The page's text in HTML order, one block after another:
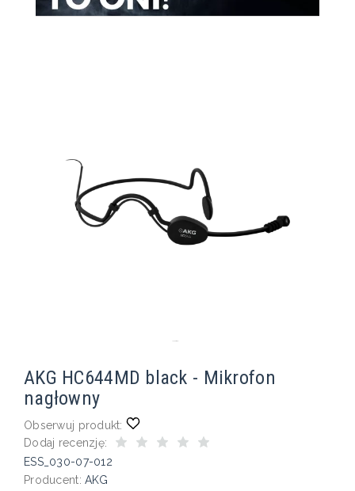
AKG HC644MD black - Mikrofon
nagłowny
Obserwuj produkt:
Dodaj recenzję:
ESS_030-07-012
Producent: AKG